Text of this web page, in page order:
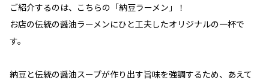
ご紹介するのは、こちらの「納豆ラーメン」！
お店の伝統の醤油ラーメンにひと工夫したオリジナルの一杯で
す。
納豆と伝統の醤油スープが作り出す旨味を強調するため、あえて